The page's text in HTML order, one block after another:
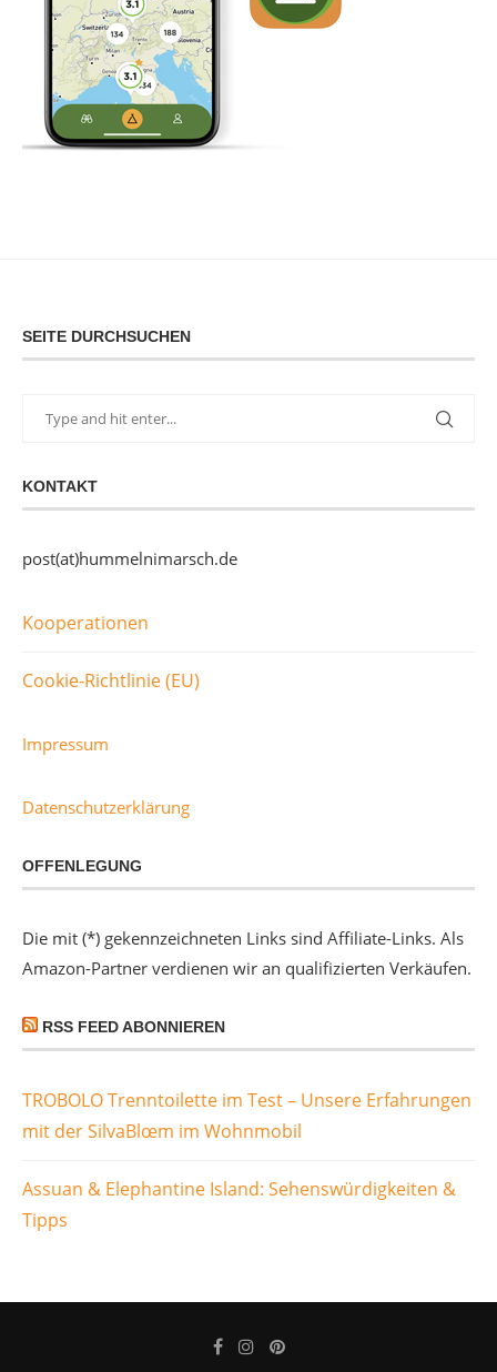
SEITE DURCHSUCHEN
KONTAKT
post(at)hummelnimarsch.de
Kooperationen
Cookie-Richtlinie (EU)
Impressum
Datenschutzerklärung
OFFENLEGUNG
Die mit (*) gekennzeichneten Links sind Affiliate-Links. Als
Amazon-Partner verdienen wir an qualifizierten Verkäufen.
RSS FEED ABONNIEREN
TROBOLO Trenntoilette im Test – Unsere Erfahrungen
mit der SilvaBlœm im Wohnmobil
Assuan & Elephantine Island: Sehenswürdigkeiten &
Tipps